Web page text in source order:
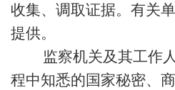
收集、调取证据。有关
提供。
监察机关及其工作
程中知悉的国家秘密、